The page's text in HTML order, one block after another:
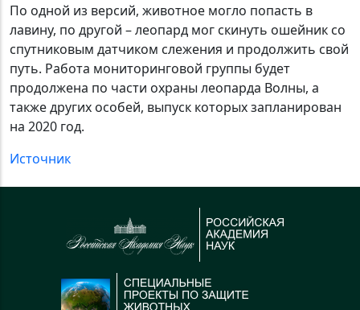
По одной из версий, животное могло попасть в
лавину, по другой – леопард мог скинуть ошейник со
спутниковым датчиком слежения и продолжить свой
путь. Работа мониторинговой группы будет
продолжена по части охраны леопарда Волны, а
также других особей, выпуск которых запланирован
на 2020 год.
Источник